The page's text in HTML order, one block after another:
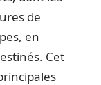
de
en
Cet